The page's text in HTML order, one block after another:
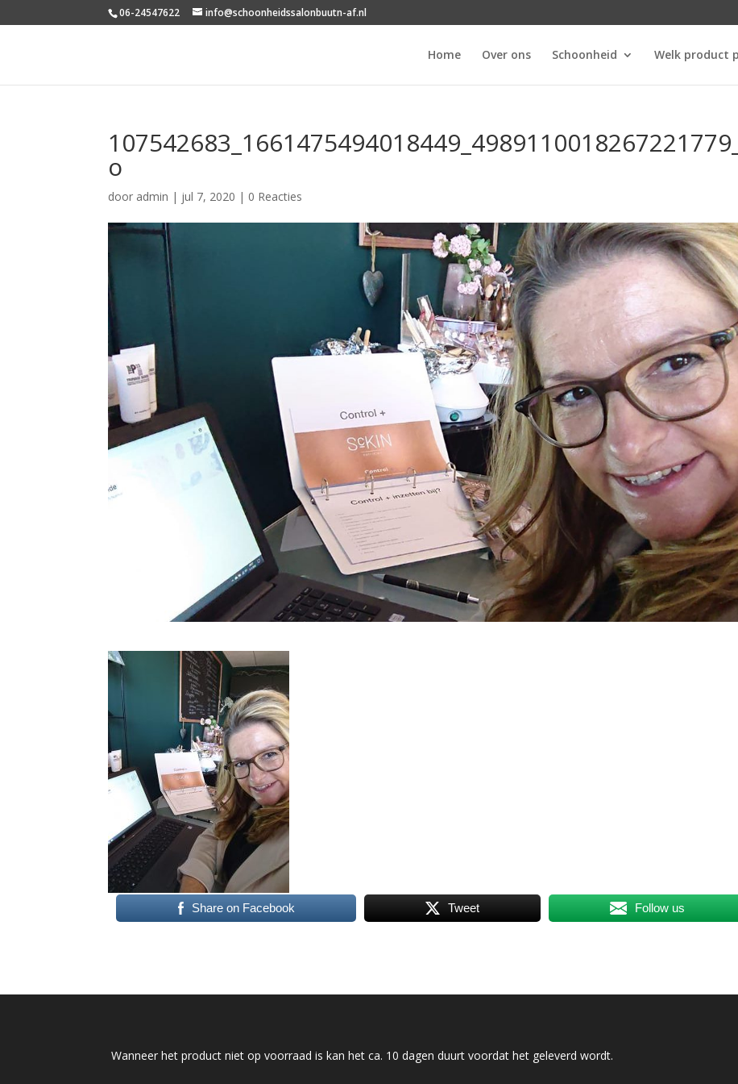
06-24547622 info@schoonheidssalonbuutn-af.nl
Home Over ons Schoonheid Welk product
107542683_1661475494018449_4989110018267221779_
o
door admin | jul 7, 2020 | 0 Reacties
Share on Facebook Tweet Follow us
Wanneer het product niet op voorraad is kan het ca. 10 dagen duurt voordat het geleverd wordt.